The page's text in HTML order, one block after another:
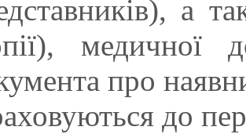
а
медичної
про
до